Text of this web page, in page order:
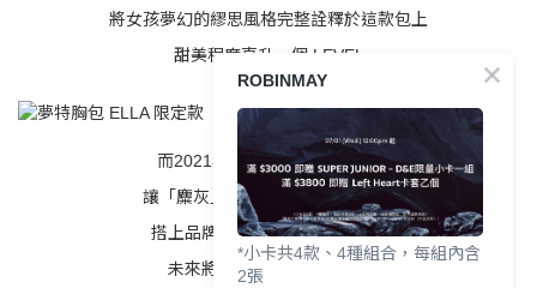
將女孩夢幻的繆思風格完整詮釋於這款包上
甜美程度直升一個 LEVEL
而2021年再度掀起的灰炫勢力
讓「麋灰」成為新季度的時尚話題
搭上品牌專屬訂製的復古金質感
未來將成為不敗的經典配色
ROBINMAY
*小卡共4款、4種組合，每組內含
2張